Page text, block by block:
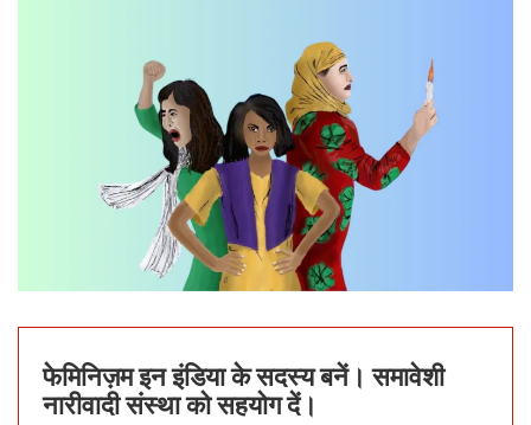
फेमिनिज़म इन इंडिया के सदस्य बनें। समावेशी
नारीवादी संस्था को सहयोग दें।